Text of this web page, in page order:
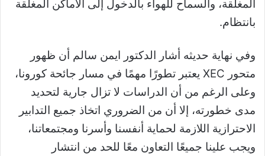
المغلقة، والسماح للهواء بالدخول إلى الأماكن المغلقة
بانتظام.
وفي نهاية حديثه أشار الدكتور ايمن سالم أن ظهور
متحور XEC يعتبر تطورًا مهمًا في مسار جائحة كورونا،
وعلى الرغم من أن الدراسات لا تزال جارية لتحديد
مدى خطورته، إلا أن من الضروري اتخاذ جميع التدابير
الاحترازية اللازمة لحماية أنفسنا وأسرنا ومجتمعاتنا،
ويجب علينا جميعًا التعاون معًا للحد من انتشار